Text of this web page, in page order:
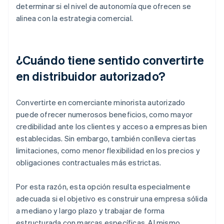
determinar si el nivel de autonomía que ofrecen se
alinea con la estrategia comercial.
¿Cuándo tiene sentido convertirte
en distribuidor autorizado?
Convertirte en comerciante minorista autorizado
puede ofrecer numerosos beneficios, como mayor
credibilidad ante los clientes y acceso a empresas bien
establecidas. Sin embargo, también conlleva ciertas
limitaciones, como menor flexibilidad en los precios y
obligaciones contractuales más estrictas.
Por esta razón, esta opción resulta especialmente
adecuada si el objetivo es construir una empresa sólida
a mediano y largo plazo y trabajar de forma